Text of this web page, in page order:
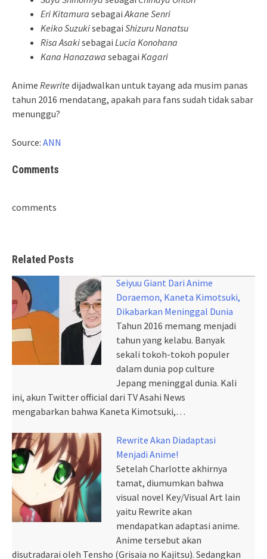
Eri Kitamura sebagai Akane Senri
Keiko Suzukisebagai Shizuru Nanatsu
Risa Asakisebagai Lucia Konohana
Kana Hanazawa sebagai Kagari
Anime Rewrite dijadwalkan untuk tayang ada musim panas
tahun 2016 mendatang, apakah para fans sudah tidak sabar
menunggu?
Source: ANN
Comments
comments
Related Posts
Seiyuu Giant Dari Anime
Doraemon, Kaneta Kimotsuki,
Dikabarkan Meninggal Dunia
Tahun 2016 memang menjadi
tahun yang kelabu. Banyak
sekali tokoh-tokoh populer
dalam dunia pop culture
Jepang meninggal dunia. Kali
ini, akun Twitter official dari TV Asahi News
mengabarkan bahwa Kaneta Kimotsuki,…
Rewrite Akan Diadaptasi
Menjadi Anime!
Setelah Charlotte akhirnya
tamat, diumumkan bahwa
visual novel Key/Visual Art lain
yaitu Rewrite akan
mendapatkan adaptasi anime.
Anime tersebut akan
disutradarai oleh Tensho (Grisaia no Kajitsu). Sedangkan